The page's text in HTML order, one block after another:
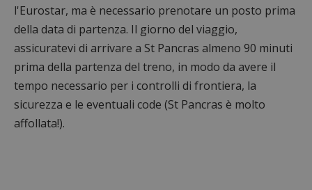
l'Eurostar, ma è necessario prenotare un posto prima
della data di partenza. Il giorno del viaggio,
assicuratevi di arrivare a St Pancras almeno 90 minuti
prima della partenza del treno, in modo da avere il
tempo necessario per i controlli di frontiera, la
sicurezza e le eventuali code (St Pancras è molto
affollata!).